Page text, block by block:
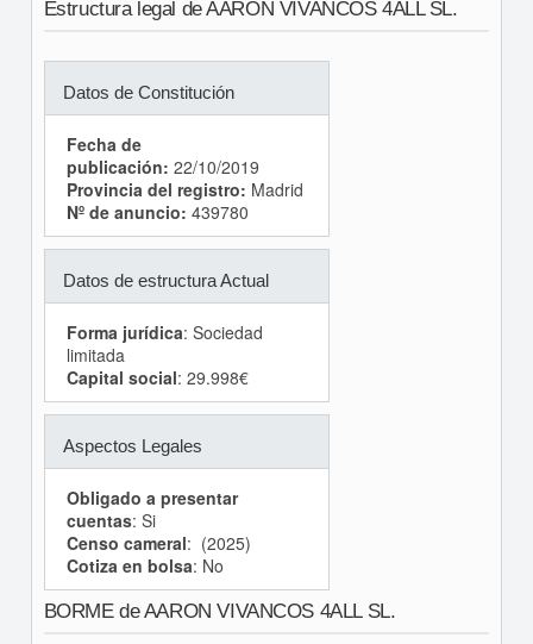
Estructura legal de AARON VIVANCOS 4ALL SL.
Datos de Constitución
Fecha de
publicación: 22/10/2019
Provincia del registro: Madrid
Nº de anuncio: 439780
Datos de estructura Actual
Forma jurídica: Sociedad
limitada
Capital social: 29.998€
Aspectos Legales
Obligado a presentar
cuentas: Si
Censo cameral: (2025)
Cotiza en bolsa: No
BORME de AARON VIVANCOS 4ALL SL.